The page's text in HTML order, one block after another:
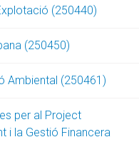
(250440)
(250450)
Ambiental (250461)
per al Project
i la Gestió Financera